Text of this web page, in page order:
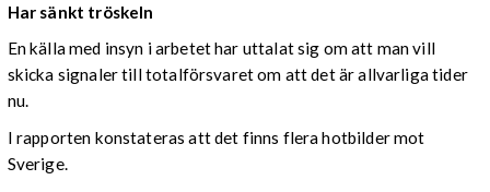
Har sänkt tröskeln
En källa med insyn i arbetet har uttalat sig om att man vill
skicka signaler till totalförsvaret om att det är allvarliga tider
nu.
I rapporten konstateras att det finns flera hotbilder mot
Sverige.